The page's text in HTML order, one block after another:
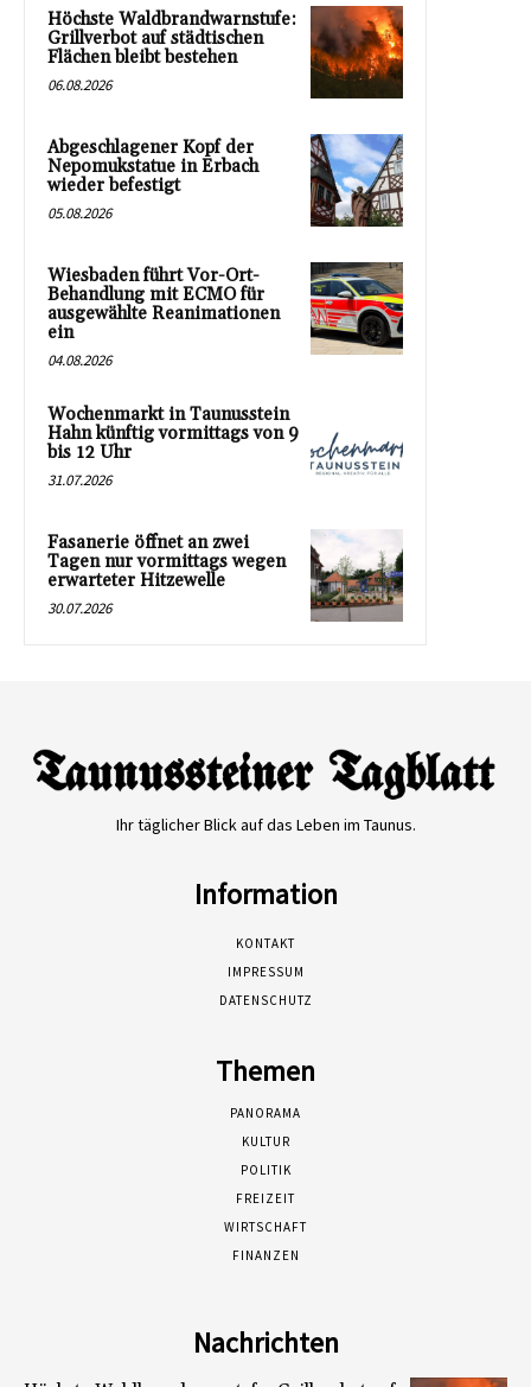
Höchste Waldbrandwarnstufe:
Grillverbot auf städtischen
Flächen bleibt bestehen
06.08.2026
Abgeschlagener Kopf der
Nepomukstatue in Erbach
wieder befestigt
05.08.2026
Wiesbaden führt Vor-Ort-
Behandlung mit ECMO für
ausgewählte Reanimationen
ein
04.08.2026
Wochenmarkt in Taunusstein
Hahn künftig vormittags von 9
bis 12 Uhr
31.07.2026
Fasanerie öffnet an zwei
Tagen nur vormittags wegen
erwarteter Hitzewelle
30.07.2026
Ihr täglicher Blick auf das Leben im Taunus.
Information
KONTAKT
IMPRESSUM
DATENSCHUTZ
Themen
PANORAMA
KULTUR
POLITIK
FREIZEIT
WIRTSCHAFT
FINANZEN
Nachrichten